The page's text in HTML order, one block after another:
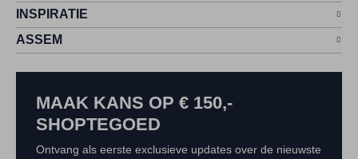
INSPIRATIE
ASSEM
MAAK KANS OP € 150,-
SHOPTEGOED
Ontvang als eerste exclusieve updates over de nieuwste